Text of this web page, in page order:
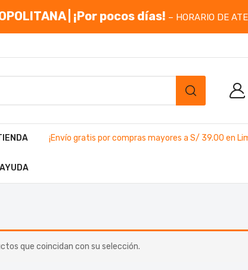
| ¡Por pocos días! – HORARIO DE
AYUDA
¡Envío gratis por compras mayores a S/ 39.00 en
que coincidan con su selección.